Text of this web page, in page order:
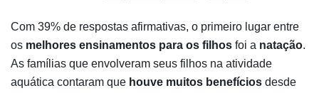
Com 39% de respostas afirmativas, o primeiro lugar entre
os melhores ensinamentos para os filhos foi a natação.
As famílias que envolveram seus filhos na atividade
aquática contaram que houve muitos benefícios desde